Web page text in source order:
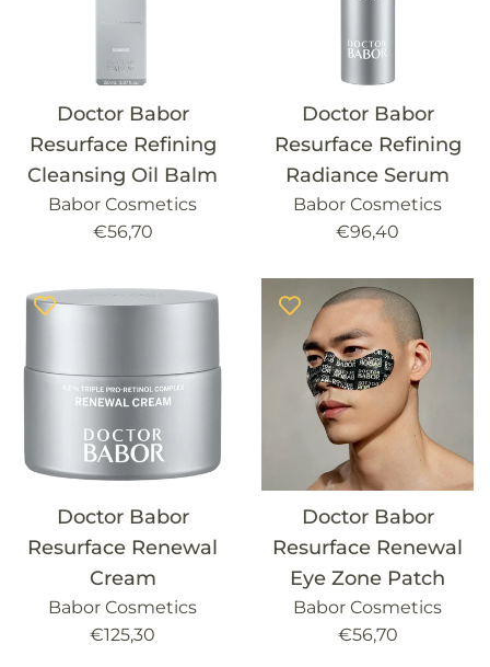
Doctor Babor
Resurface Refining
Cleansing Oil Balm
Babor Cosmetics
Precio
€56,70
Doctor Babor
Resurface Refining
Radiance Serum
Babor Cosmetics
Precio
€96,40
Doctor Babor
Resurface Renewal
Cream
Babor Cosmetics
Precio
€125,30
Doctor Babor
Resurface Renewal
Eye Zone Patch
Babor Cosmetics
Precio
€56,70